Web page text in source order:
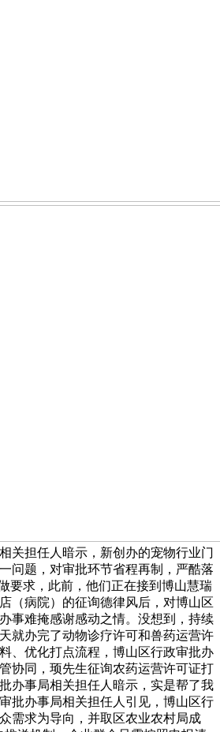
关担任人暗示，新创办的宠物行业门
问题，对审批环节省程再制，严酷落
要求，此前，他们正在接到博山慧瑞
（病院）的征询德律风后，对博山区
事难掩感谢感动之情。没想到，持续
就办完了动物诊疗许可和兽药运营许
、优化打点流程，博山区行政审批办
协同，顼先生征询农药运营许可证打
办事局相关担任人暗示，实是帮了我
批办事局相关担任人引见，博山区行
需求为导向，并取区农业农村局成